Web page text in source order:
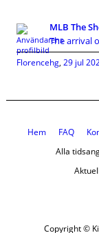
MLB The
The arrival
Florencehg, 29 jul
Hem FAQ
Alla
Copyright ©